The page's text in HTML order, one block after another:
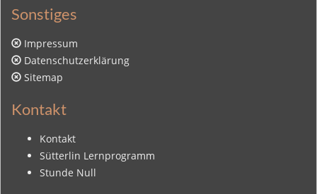
Sonstiges
Impressum
Datenschutzerklärung
Sitemap
Kontakt
Kontakt
Sütterlin Lernprogramm
Stunde Null